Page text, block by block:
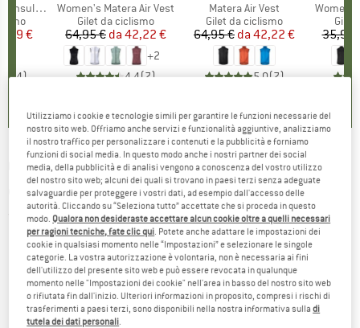
ridotto
€
(4)
Articolo
Women's Matera Air Vest
Gruppo di prodotti
Gilet da ciclismo
Prezzo
64,95 € Prezzo ridotto
da 42,22 €
+2
4,4(7)
Articolo
Matera Air Vest
Gruppo di prodotti
Gilet da ciclismo
Prezzo
64,95 € Prezzo ridotto
da 42,22 €
5,0(7)
Articolo
Gilet
35,95
CASTELLI -Women's Espresso Vest - Gilet da
ciclismo
(0)
Utilizziamo i cookie e tecnologie simili per garantire le funzioni necessarie del
nostro sito web. Offriamo anche servizi e funzionalità aggiuntive, analizziamo
il nostro traffico per personalizzare i contenuti e la pubblicità e forniamo
funzioni di social media. In questo modo anche i nostri partner dei social
media, della pubblicità e di analisi vengono a conoscenza del vostro utilizzo
del nostro sito web; alcuni dei quali si trovano in paesi terzi senza adeguate
salvaguardie per proteggere i vostri dati, ad esempio dall'accesso delle
autorità. Cliccando su “Seleziona tutto” accettate che si proceda in questo
modo. Qualora non desideraste accettare alcun cookie oltre a quelli necessari
per ragioni tecniche, fate clic qui . Potete anche adattare le impostazioni dei
cookie in qualsiasi momento nelle “Impostazioni” e selezionare le singole
categorie. La vostra autorizzazione è volontaria, non è necessaria ai fini
dell'utilizzo del presente sito web e può essere revocata in qualunque
momento nelle "Impostazioni dei cookie" nell'area in basso del nostro sito web
o rifiutata fin dall'inizio. Ulteriori informazioni in proposito, compresi i rischi di
trasferimenti a paesi terzi, sono disponibili nella nostra informativa sulladi
tutela dei dati personali